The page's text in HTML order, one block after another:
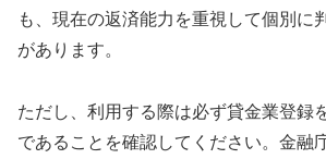
も、現在の返済能力を重視して個別に
があります。
ただし、利用する際は必ず貸金業登録
であることを確認してください。金融